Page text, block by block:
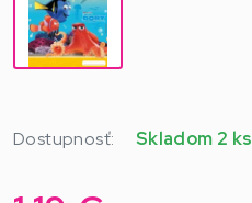
Dostupnosť: Skladom 2 ks